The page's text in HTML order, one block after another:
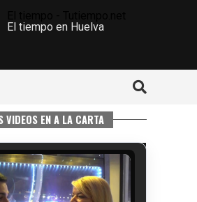
El tiempo en Huelva
VIDEOS EN A LA CARTA